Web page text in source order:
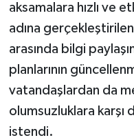
aksamalara hızlı ve
adına
arasında bilgi
planlarının
vatandaşlardan da
olumsuzluklara karşı
istendi.